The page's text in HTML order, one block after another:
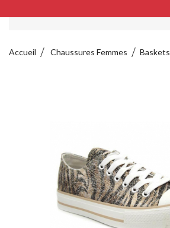
Accueil Chaussures Femmes Baskets